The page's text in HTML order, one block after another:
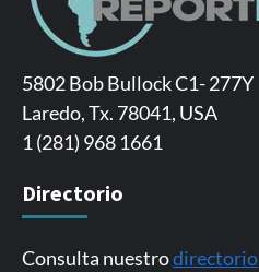
5802 Bob Bullock C1- 277Y
Laredo, Tx. 78041, USA
1 (281) 968 1661
Directorio
Consulta nuestrodirectorio